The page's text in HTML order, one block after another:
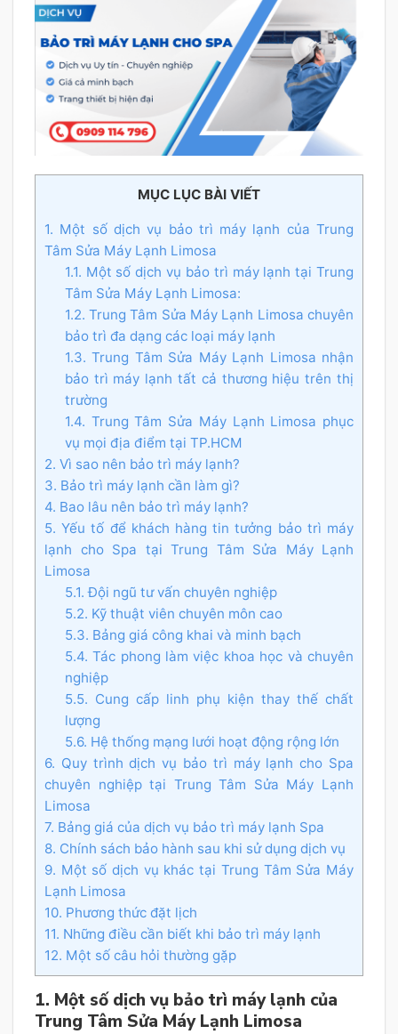
MỤC LỤC BÀI VIẾT
1. Một số dịch vụ bảo trì máy lạnh của Trung
Tâm Sửa Máy Lạnh Limosa
1.1. Một số dịch vụ bảo trì máy lạnh tại Trung
Tâm Sửa Máy Lạnh Limosa:
1.2. Trung Tâm Sửa Máy Lạnh Limosa chuyên
bảo trì đa dạng các loại máy lạnh
1.3. Trung Tâm Sửa Máy Lạnh Limosa nhận
bảo trì máy lạnh tất cả thương hiệu trên thị
trường
1.4. Trung Tâm Sửa Máy Lạnh Limosa phục
vụ mọi địa điểm tại TP.HCM
2. Vì sao nên bảo trì máy lạnh?
3. Bảo trì máy lạnh cần làm gì?
4. Bao lâu nên bảo trì máy lạnh?
5. Yếu tố để khách hàng tin tưởng bảo trì máy
lạnh cho Spa tại Trung Tâm Sửa Máy Lạnh
Limosa
5.1. Đội ngũ tư vấn chuyên nghiệp
5.2. Kỹ thuật viên chuyên môn cao
5.3. Bảng giá công khai và minh bạch
5.4. Tác phong làm việc khoa học và chuyên
nghiệp
5.5. Cung cấp linh phụ kiện thay thế chất
lượng
5.6. Hệ thống mạng lưới hoạt động rộng lớn
6. Quy trình dịch vụ bảo trì máy lạnh cho Spa
chuyên nghiệp tại Trung Tâm Sửa Máy Lạnh
Limosa
7. Bảng giá của dịch vụ bảo trì máy lạnh Spa
8. Chính sách bảo hành sau khi sử dụng dịch vụ
9. Một số dịch vụ khác tại Trung Tâm Sửa Máy
Lạnh Limosa
10. Phương thức đặt lịch
11. Những điều cần biết khi bảo trì máy lạnh
12. Một số câu hỏi thường gặp
1. Một số dịch vụ bảo trì máy lạnh của
Trung Tâm Sửa Máy Lạnh Limosa